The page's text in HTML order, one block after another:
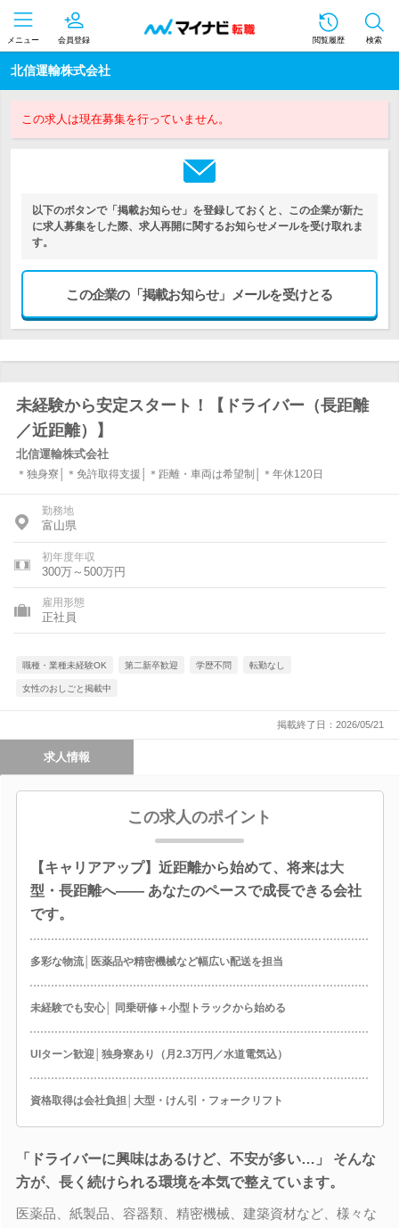
メニュー 会員登録 閲覧履歴 検索
北信運輸株式会社
この求人は現在募集を行っていません。
以下のボタンで「掲載お知らせ」を登録しておくと、この企業が新た
に求人募集をした際、求人再開に関するお知らせメールを受け取れま
す。
この企業の「掲載お知らせ」メールを受けとる
未経験から安定スタート！【ドライバー（長距離
／近距離）】
北信運輸株式会社
＊独身寮│＊免許取得支援│＊距離・車両は希望制│＊年休120日
勤務地
富山県
初年度年収
300万～500万円
雇用形態
正社員
職種・業種未経験OK 第二新卒歓迎 学歴不問 転勤なし
女性のおしごと掲載中
掲載終了日：2026/05/21
求人情報
この求人のポイント
【キャリアアップ】近距離から始めて、将来は大
型・長距離へ―― あなたのペースで成長できる会社
です。
多彩な物流│医薬品や精密機械など幅広い配送を担当
未経験でも安心│ 同乗研修＋小型トラックから始める
UIターン歓迎│独身寮あり（月2.3万円／水道電気込）
資格取得は会社負担│大型・けん引・フォークリフト
「ドライバーに興味はあるけど、不安が多い…」 そんな
方が、長く続けられる環境を本気で整えています。
医薬品、紙製品、容器類、精密機械、建築資材など、様々な